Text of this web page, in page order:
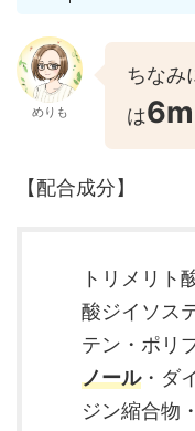
めりも
ちなみ
は
【配合成分】
トリメリト
酸ジイソス
テン・ポリ
ノール・ダ
ジン縮合物